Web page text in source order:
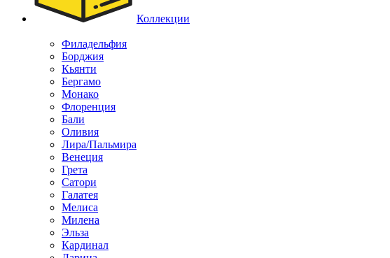
Коллекции
Филадельфия
Борджия
Кьянти
Бергамо
Монако
Флоренция
Бали
Оливия
Лира/Пальмира
Венеция
Грета
Сатори
Галатея
Мелиса
Милена
Эльза
Кардинал